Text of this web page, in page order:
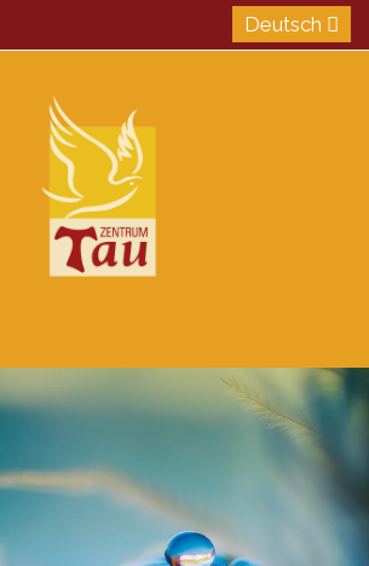
Deutsch